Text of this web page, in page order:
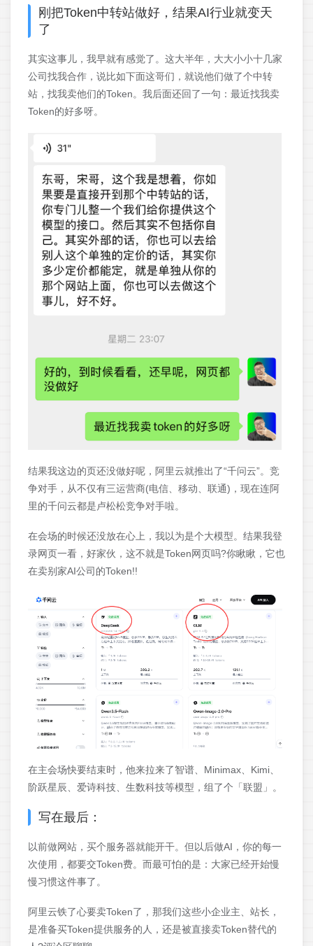
刚把Token中转站做好，结果AI行业就变天
了
其实这事儿，我早就有感觉了。这大半年，大大小小十几家
公司找我合作，说比如下面这哥们，就说他们做了个中转
站，找我卖他们的Token。我后面还回了一句：最近找我卖
Token的好多呀。
结果我这边的页还没做好呢，阿里云就推出了“千问云”。竞
争对手，从不仅有三运营商(电信、移动、联通)，现在连阿
里的千问云都是卢松松竞争对手啦。
在会场的时候还没放在心上，我以为是个大模型。结果我登
录网页一看，好家伙，这不就是Token网页吗?你瞅瞅，它也
在卖别家AI公司的Token!!
在主会场快要结束时，他来拉来了智谱、Minimax、Kimi、
阶跃星辰、爱诗科技、生数科技等模型，组了个「联盟」。
写在最后：
以前做网站，买个服务器就能开干。但以后做AI，你的每一
次使用，都要交Token费。而最可怕的是：大家已经开始慢
慢习惯这件事了。
阿里云铁了心要卖Token了，那我们这些小企业主、站长，
是准备买Token提供服务的人，还是被直接卖Token替代的